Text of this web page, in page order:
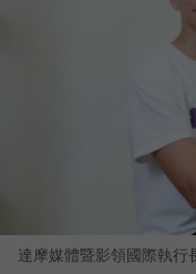
達摩媒體暨影領國際執行